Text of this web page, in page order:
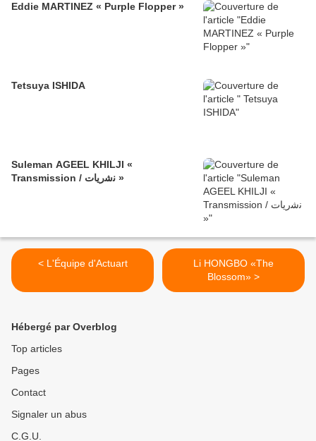
Eddie MARTINEZ « Purple Flopper »
Tetsuya ISHIDA
Suleman AGEEL KHILJI «
Transmission / ﻧﺷرﯾﺎت »
< L'Équipe d'Actuart
Li HONGBO «The
Blossom» >
Hébergé par Overblog
Top articles
Pages
Contact
Signaler un abus
C.G.U.